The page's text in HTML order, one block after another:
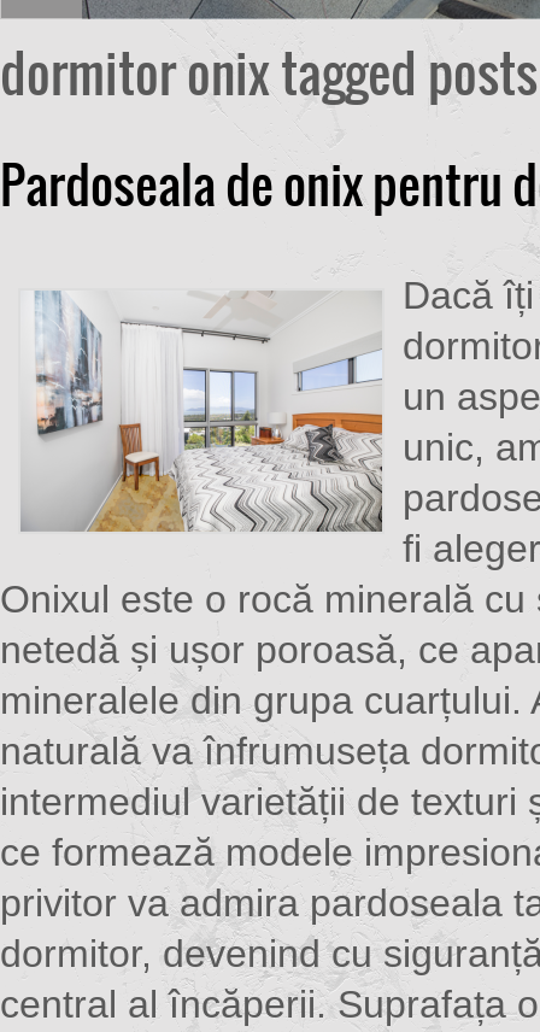
dormitor onix tagged posts
Pardoseala de onix pentru
Dacă
un
unic,
fi
Onixul este o rocă minerală cu
netedă și ușor poroasă, ce
mineralele din grupa cuarțului.
naturală va înfrumuseța
intermediul varietății de texturi
ce formează modele
privitor va admira pardoseala
dormitor, devenind cu
central al încăperii. Suprafața